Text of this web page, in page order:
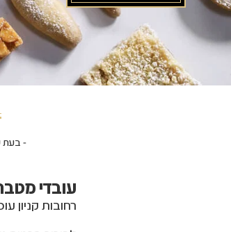
- בעת
עובדי
רחובות קניון